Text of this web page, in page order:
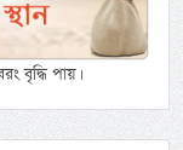
বৃদ্ধি পায়।